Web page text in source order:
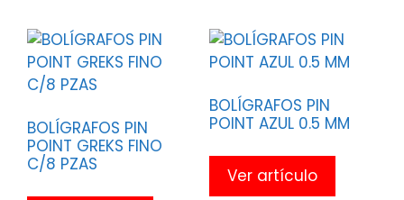
BOLÍGRAFOS PIN
POINT GREKS FINO
C/8 PZAS
BOLÍGRAFOS PIN
POINT AZUL 0.5 MM
Ver artículo